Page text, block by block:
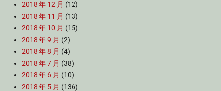
2018 年 12 月 (12)
2018 年 11 月 (13)
2018 年 10 月 (15)
2018 年 9 月 (2)
2018 年 8 月 (4)
2018 年 7 月 (38)
2018 年 6 月 (10)
2018 年 5 月 (136)